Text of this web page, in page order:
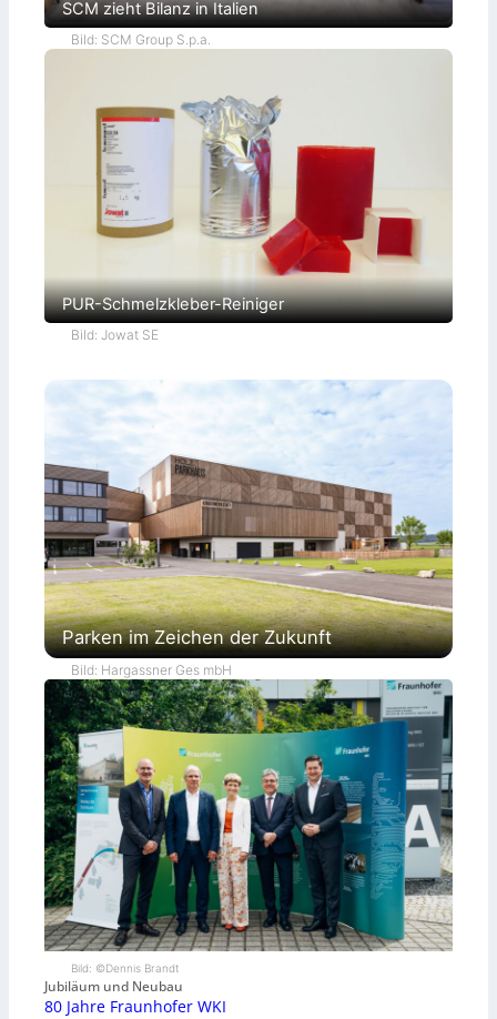
SCM zieht Bilanz in Italien
Bild: SCM Group S.p.a.
PUR-Schmelzkleber-Reiniger
Bild: Jowat SE
Parken im Zeichen der Zukunft
Bild: Hargassner Ges mbH
Bild: ©Dennis Brandt
Jubiläum und Neubau
80 Jahre Fraunhofer WKI